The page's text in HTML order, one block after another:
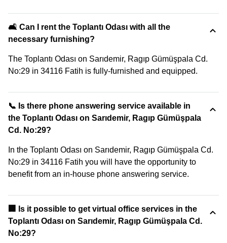
🛋️ Can I rent the Toplantı Odası with all the
necessary furnishing?
The Toplantı Odası on Sarıdemir, Ragıp Gümüşpala Cd.
No:29 in 34116 Fatih is fully-furnished and equipped.
📞 Is there phone answering service available in
the Toplantı Odası on Sarıdemir, Ragıp Gümüşpala
Cd. No:29?
In the Toplantı Odası on Sarıdemir, Ragıp Gümüşpala Cd.
No:29 in 34116 Fatih you will have the opportunity to
benefit from an in-house phone answering service.
🏢 Is it possible to get virtual office services in the
Toplantı Odası on Sarıdemir, Ragıp Gümüşpala Cd.
No:29?